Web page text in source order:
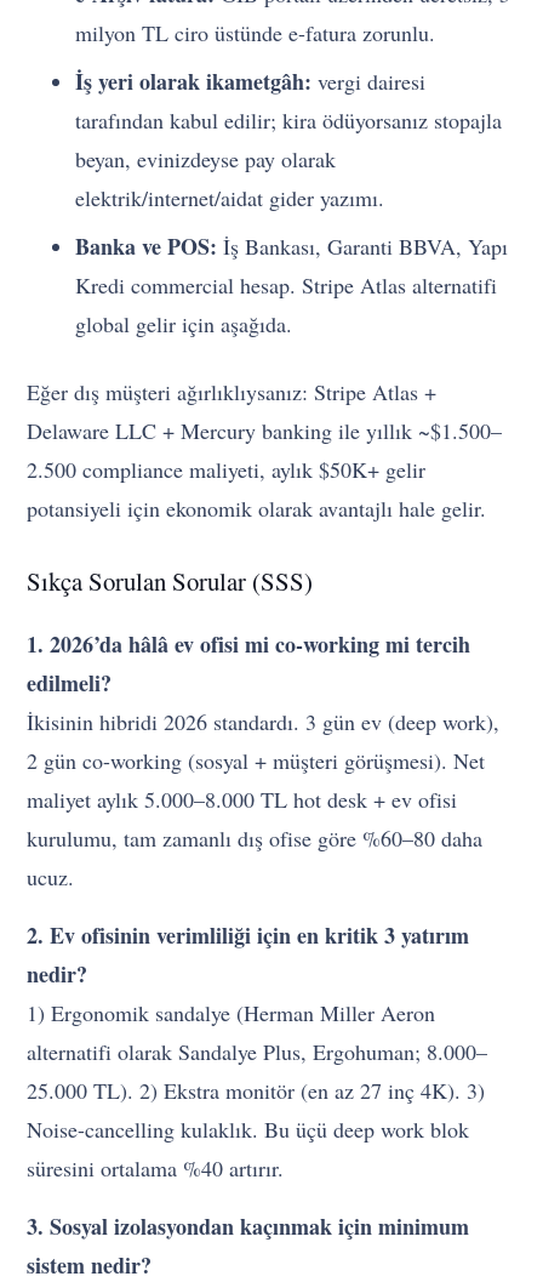
milyon TL ciro üstünde e-fatura zorunlu.
İş yeri olarak ikametgâh: vergi dairesi
tarafından kabul edilir; kira ödüyorsanız stopajla
beyan, evinizdeyse pay olarak
elektrik/internet/aidat gider yazımı.
Banka ve POS: İş Bankası, Garanti BBVA, Yapı
Kredi commercial hesap. Stripe Atlas alternatifi
global gelir için aşağıda.
Eğer dış müşteri ağırlıklıysanız: Stripe Atlas +
Delaware LLC + Mercury banking ile yıllık ~$1.500–
2.500 compliance maliyeti, aylık $50K+ gelir
potansiyeli için ekonomik olarak avantajlı hale gelir.
Sıkça Sorulan Sorular (SSS)
1. 2026’da hâlâ ev ofisi mi co-working mi tercih
edilmeli?
İkisinin hibridi 2026 standardı. 3 gün ev (deep work),
2 gün co-working (sosyal + müşteri görüşmesi). Net
maliyet aylık 5.000–8.000 TL hot desk + ev ofisi
kurulumu, tam zamanlı dış ofise göre %60–80 daha
ucuz.
2. Ev ofisinin verimliliği için en kritik 3 yatırım
nedir?
1) Ergonomik sandalye (Herman Miller Aeron
alternatifi olarak Sandalye Plus, Ergohuman; 8.000–
25.000 TL). 2) Ekstra monitör (en az 27 inç 4K). 3)
Noise-cancelling kulaklık. Bu üçü deep work blok
süresini ortalama %40 artırır.
3. Sosyal izolasyondan kaçınmak için minimum
sistem nedir?